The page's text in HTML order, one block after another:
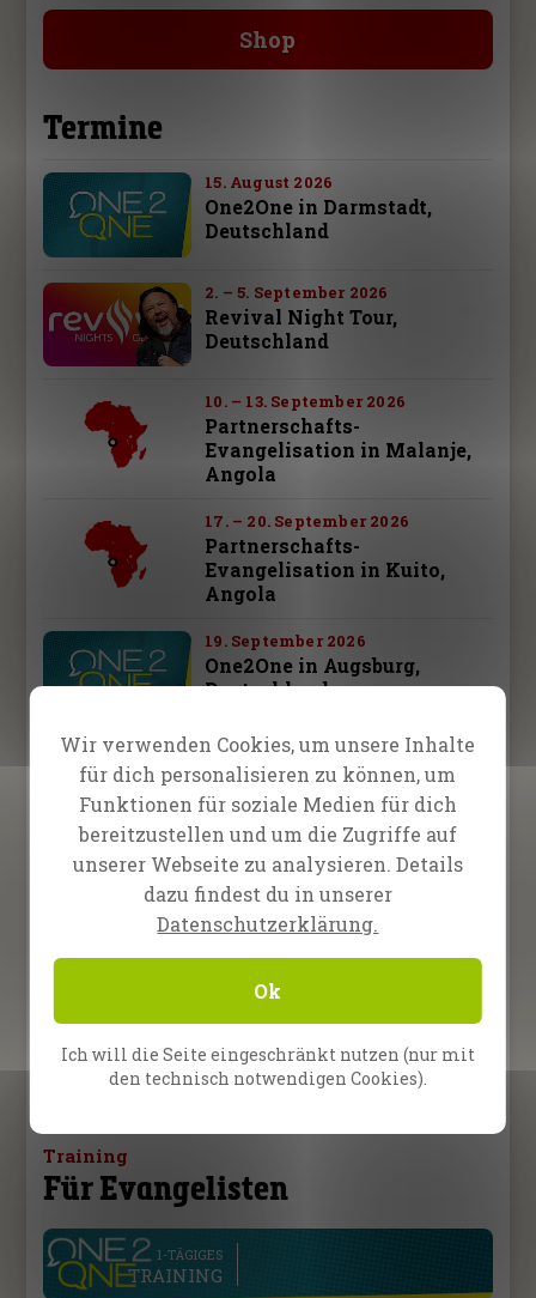
Shop
Termine
15. August 2026
One2One in Darmstadt,
Deutschland
2. – 5. September 2026
Revival Night Tour,
Deutschland
10. – 13. September 2026
Partnerschafts-
Evangelisation in Malanje,
Angola
17. – 20. September 2026
Partnerschafts-
Evangelisation in Kuito,
Angola
19. September 2026
One2One in Augsburg,
Deutschland
26. September 2026
One2One in Schwäbisch
Hall, Deutschland
28. September – 3. Oktober 2026
Fire Camp 26 – Leipzig,
Deutschland
One2One in Bad
Alle Termine
Training
Für Evangelisten
1-TÄGIGES
TRAINING
Wir verwenden Cookies, um unsere Inhalte
für dich personalisieren zu können, um
Funktionen für soziale Medien für dich
bereitzustellen und um die Zugriffe auf
unserer Webseite zu analysieren. Details
dazu findest du in unserer
Datenschutzerklärung.
Ok
Ich will die Seite eingeschränkt nutzen (nur mit
den technisch notwendigen Cookies).